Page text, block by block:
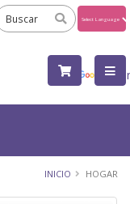
by
INICIO HOGAR